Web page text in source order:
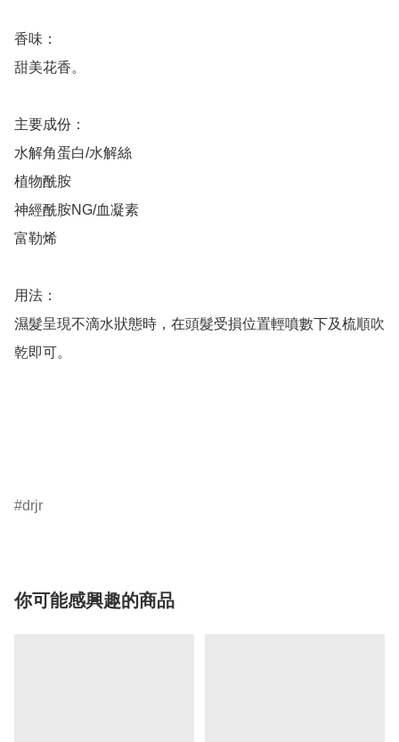
香味：
甜美花香。
主要成份：
水解角蛋白/水解絲
植物酰胺
神經酰胺NG/血凝素
富勒烯
用法：
濕髮呈現不滴水狀態時，在頭髮受損位置輕噴數下及梳順吹
乾即可。
drjr
你可能感興趣的商品